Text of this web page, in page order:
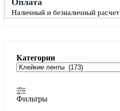
Оплата
Наличный и безналичный расчет
Категории
Фильтры